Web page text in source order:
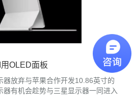
OLED面板
器放弃与苹果合作开发10.86英寸的
有机会趁势与三星显示器一同进入